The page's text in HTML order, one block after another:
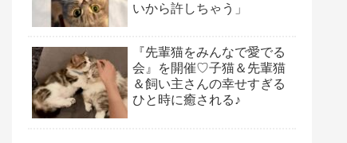
いから許しちゃう」
『先輩猫をみんなで愛でる
会』を開催♡子猫＆先輩猫
＆飼い主さんの幸せすぎる
ひと時に癒される♪